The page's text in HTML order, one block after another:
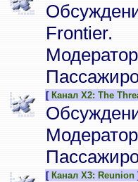
Frontier.
[ Канал X2: The
[ Канал X3: Reunion ]